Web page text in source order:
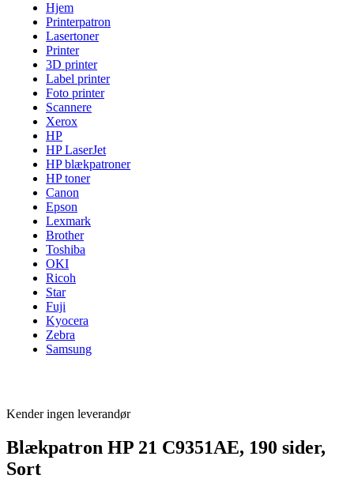
Hjem
Printerpatron
Lasertoner
Printer
3D printer
Label printer
Foto printer
Scannere
Xerox
HP
HP LaserJet
HP blækpatroner
HP toner
Canon
Epson
Lexmark
Brother
Toshiba
OKI
Ricoh
Star
Fuji
Kyocera
Zebra
Samsung
Kender ingen leverandør
Blækpatron HP 21 C9351AE, 190 sider,
Sort